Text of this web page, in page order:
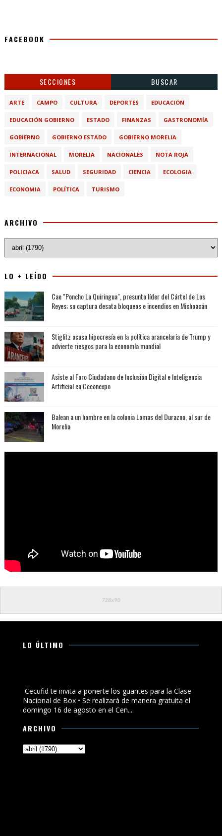
FACEBOOK
SECCIONES BUSCAR
ARTE CAMPO CULTURA DEPORTES EDUCACIÓN
EDUCACIÓN GOBIERNO ESTADO FINANZAS GASTRONOMÍA
GOBIERNO GOBIERNO ESTADO GOBIERNO MORELIA
INTERNACIONAL MORELIA NACIONALES NOTA ROJA
POLICIACA SALUD SEGURIDAD CIENCIA ECOLOGIA
ECONOMIA POLÍTICA TURISMO
ARCHIVO
LO + LEÍDO
Cae "Poncho La Quiringua", presunto líder del Cártel de Los
Reyes; su captura desata bloqueos e incendios en Michoacán
Stiglitz acusa hipocresía en la política arancelaria de Trump y
advierte riesgos para la economía mundial
Asiste al Foro Ciudadano de Inclusión Digital e Inteligencia
Artificial en Ceconexpo
Balean a un hombre en la colonia Lomas del Durazno, al sur de
Morelia
LO ÚLTIMO
Cecufid te invita a ponerte los guantes para la Clase
Nacional de Box • Se realizará de manera gratuita el
domingo 16 de agosto en el Cen...
ARCHIVO